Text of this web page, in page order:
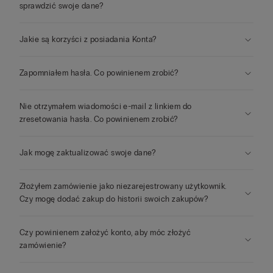
sprawdzić swoje dane?
Jakie są korzyści z posiadania Konta?
Zapomniałem hasła. Co powinienem zrobić?
Nie otrzymałem wiadomości e-mail z linkiem do
zresetowania hasła. Co powinienem zrobić?
Jak mogę zaktualizować swoje dane?
Złożyłem zamówienie jako niezarejestrowany użytkownik.
Czy mogę dodać zakup do historii swoich zakupów?
Czy powinienem założyć konto, aby móc złożyć
zamówienie?